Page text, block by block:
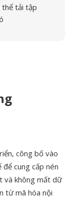
thể tải tập
công bố vào
cung cấp nén
và không mất dữ
từ mã hóa nội